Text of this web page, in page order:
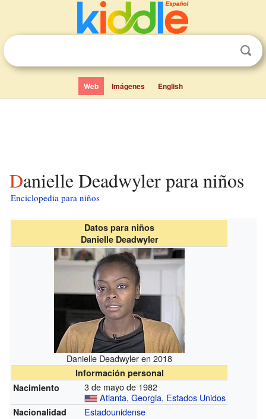
Web Imágenes English
Danielle Deadwyler para niños
Enciclopedia para niños
Datos para niños
Danielle Deadwyler
Danielle Deadwyler en 2018
Información personal
Nacimiento
3 de mayo de 1982
Atlanta,Georgia, Estados Unidos
Nacionalidad Estadounidense